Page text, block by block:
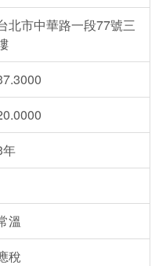
北市中華路一段77號三
年
溫
稅